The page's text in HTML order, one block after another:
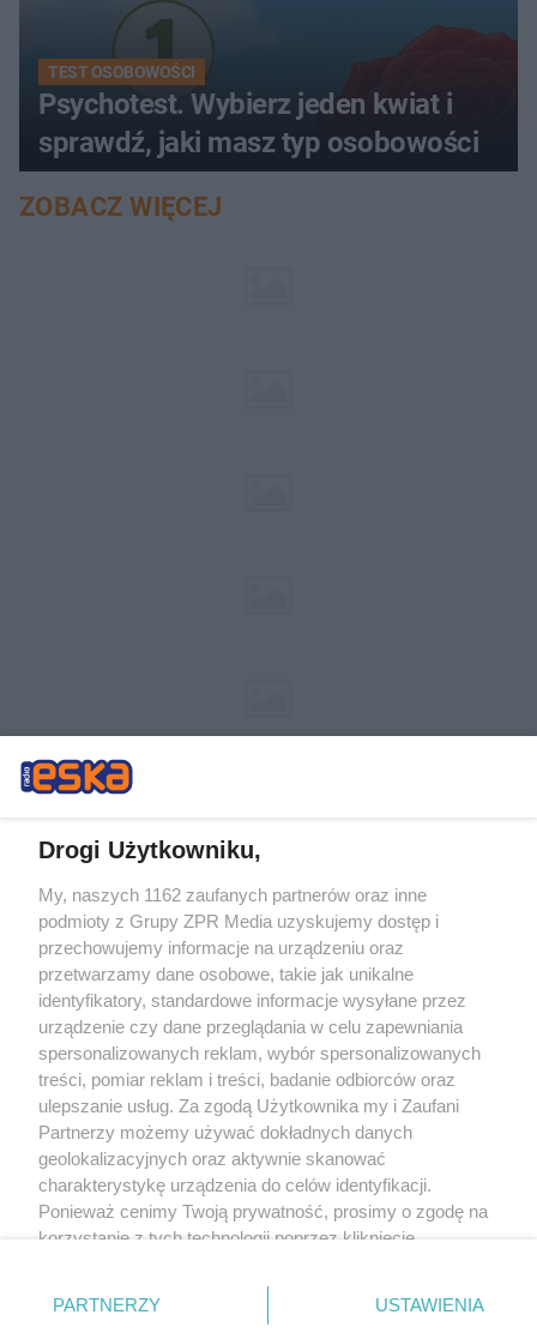
TEST OSOBOWOŚCI
Psychotest. Wybierz jeden kwiat i
sprawdź, jaki masz typ osobowości
ZOBACZ WIĘCEJ
Żaden utwór zamieszczony w serwisie nie może być powielany i
rozpowszechniany lub dalej rozpowszechniany w jakikolwiek sposób (w
tym także elektroniczny lub mechaniczny) na jakimkolwiek polu
eksploatacji w jakiejkolwiek formie, włącznie z umieszczaniem w Internecie
bez pisemnej zgody właściciela praw. Jakiekolwiek użycie lub
wykorzystanie utworów w całości lub w części z naruszeniem prawa, tzn.
bez właściwej zgody, jest zabronione pod groźbą kary i może być ścigane
prawnie.
O nas
Drogi Użytkowniku,
My, naszych 1162 zaufanych partnerów oraz inne
podmioty z Grupy ZPR Media uzyskujemy dostęp i
przechowujemy informacje na urządzeniu oraz
przetwarzamy dane osobowe, takie jak unikalne
identyfikatory, standardowe informacje wysyłane przez
urządzenie czy dane przeglądania w celu zapewniania
spersonalizowanych reklam, wybór spersonalizowanych
treści, pomiar reklam i treści, badanie odbiorców oraz
ulepszanie usług. Za zgodą Użytkownika my i Zaufani
Partnerzy możemy używać dokładnych danych
geolokalizacyjnych oraz aktywnie skanować
charakterystykę urządzenia do celów identyfikacji.
Ponieważ cenimy Twoją prywatność, prosimy o zgodę na
korzystanie z tych technologii poprzez kliknięcie
zmienić/wycofać klikając przycisk ustawień prywatności
znajdujący się w lewym dolnym rogu strony
PARTNERZY USTAWIENIA